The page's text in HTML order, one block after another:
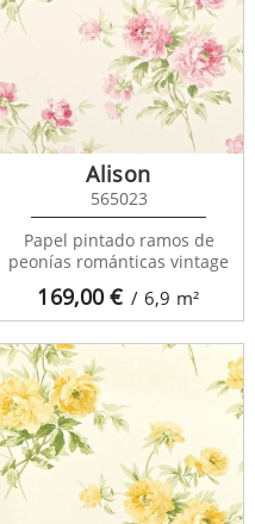
169,00€ / 6,9 m²
Alison
565023
Papel pintado ramos de
peonías románticas vintage